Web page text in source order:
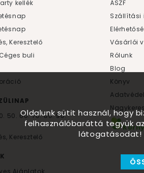
kellék
Keresztelő
buli
50. 60.70.80.90.
Keresztelő
Ajánlatok
ÁSZF
Szállítási
Vásárlói
Rólunk
Blog
Könyv
Oldalunk sütit használ, hogy
felhasználóbaráttá tegyük
látogatásodat!